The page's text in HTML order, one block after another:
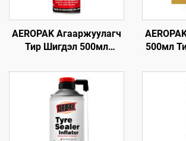
AEROPAK Агааржуулагч
Тир Шигдэл 500мл
Цэвэрлэгч Арчих эсвэл
Хүнд Хөдөлмөр
шаардахгүй
500мл